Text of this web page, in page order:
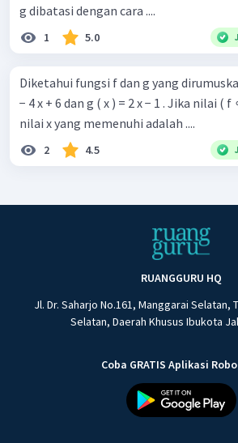
g dibatasi dengan cara ....
1 5.0
Diketahui fungsi f dan g yang
− 4 x + 6 dan g ( x ) = 2 x − 1 . Jika nilai ( f
nilai x yang memenuhi adalah ....
2 4.5
RUANGGURU HQ
Jl. Dr. Saharjo No.161, Manggarai
Selatan, Daerah Khusus Ibukota
Coba GRATIS Aplikasi